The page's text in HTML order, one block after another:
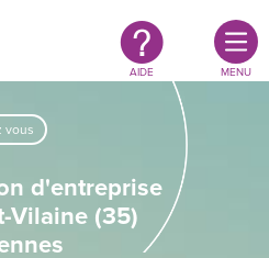
AIDE MENU
vous
d'entreprise
Vilaine (35)